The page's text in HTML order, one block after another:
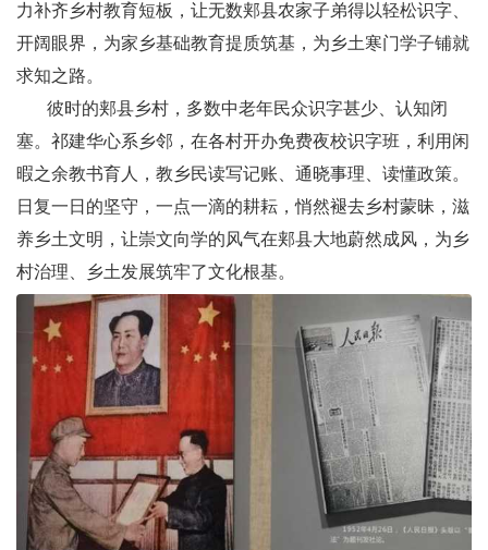
力补齐乡村教育短板，让无数郏县农家子弟得以轻松识字、
开阔眼界，为家乡基础教育提质筑基，为乡土寒门学子铺就
求知之路。
彼时的郏县乡村，多数中老年民众识字甚少、认知闭
塞。祁建华心系乡邻，在各村开办免费夜校识字班，利用闲
暇之余教书育人，教乡民读写记账、通晓事理、读懂政策。
日复一日的坚守，一点一滴的耕耘，悄然褪去乡村蒙昧，滋
养乡土文明，让崇文向学的风气在郏县大地蔚然成风，为乡
村治理、乡土发展筑牢了文化根基。